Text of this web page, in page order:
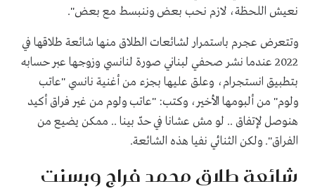
نعيش اللحظة، لازم نحب بعض وننبسط مع بعض".
وتتعرض عجرم باستمرار لشائعات الطلاق منها شائعة طلاقها في
2022 عندما نشر صحفي لبناني
صورة لنانسي وزوجها عبر حسابه
بتطبيق انستجرام، وعلق عليها بجزء من أغنية نانسي "عاتب
ولوم" من ألبومها الأخير، وكتب: "عاتب ولوم من غير فراق أكيد
هنوصل لإتفاق .. لو مش عشانا في حدّ بينا .. ممكن يضيع من
الفراق". ولكن الثنائي نفيا هذه الشائعة.
شائعة طلاق محمد فراج وبسنت